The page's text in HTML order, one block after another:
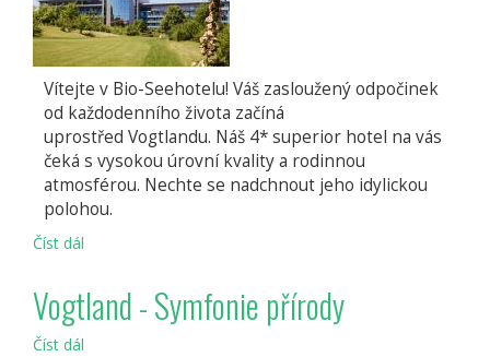
Vítejte v Bio-Seehotelu! Váš zasloužený odpočinek
od každodenního života začíná
uprostřed Vogtlandu. Náš 4* superior hotel na vás
čeká s vysokou úrovní kvality a rodinnou
atmosférou. Nechte se nadchnout jeho idylickou
polohou.
Číst dál
Vogtland - Symfonie přírody
Číst dál